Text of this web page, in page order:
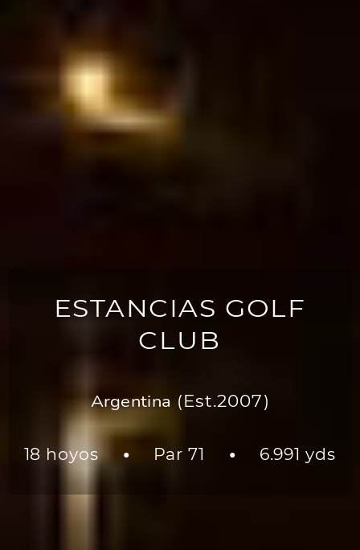
ESTANCIAS GOLF
CLUB
Argentina (Est.2007)
18 hoyos ● Par 71 ● 6.991 yds